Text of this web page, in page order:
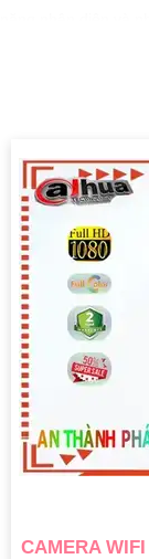
Hãy chọn Camera
an toàn cho gia
CAMERA